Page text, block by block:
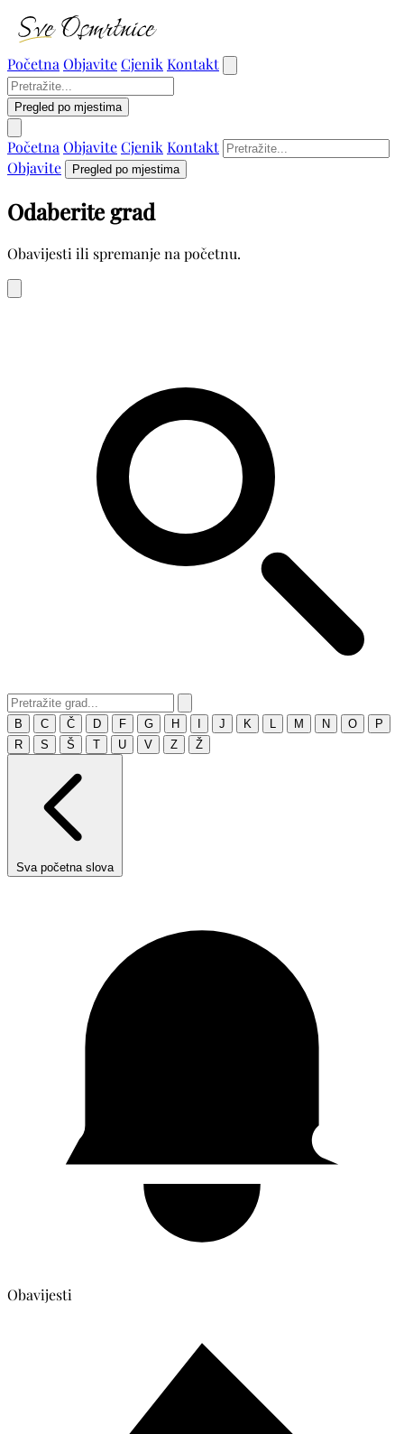
Početna ObjaviteCjenik Kontakt
Pregled po mjestima
Početna ObjaviteCjenik Kontakt
Objavite
Pregled po mjestima
Odaberite grad
Obavijesti ili spremanje na početnu.
B C Č D F G H J K M N O
P
R
S Š T U V Z Ž
Sva početna slova
Obavijesti